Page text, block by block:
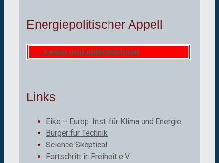
Energiepolitischer Appell
Lesen und unterzeichnen
Links
Eike – Europ. Inst. für Klima und Energie
Bürger für Technik
Science Skeptical
Fortschritt in Freiheit e.V.